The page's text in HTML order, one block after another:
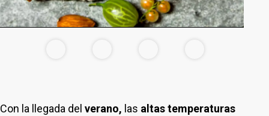
Con la llegada del verano, las altas temperaturas